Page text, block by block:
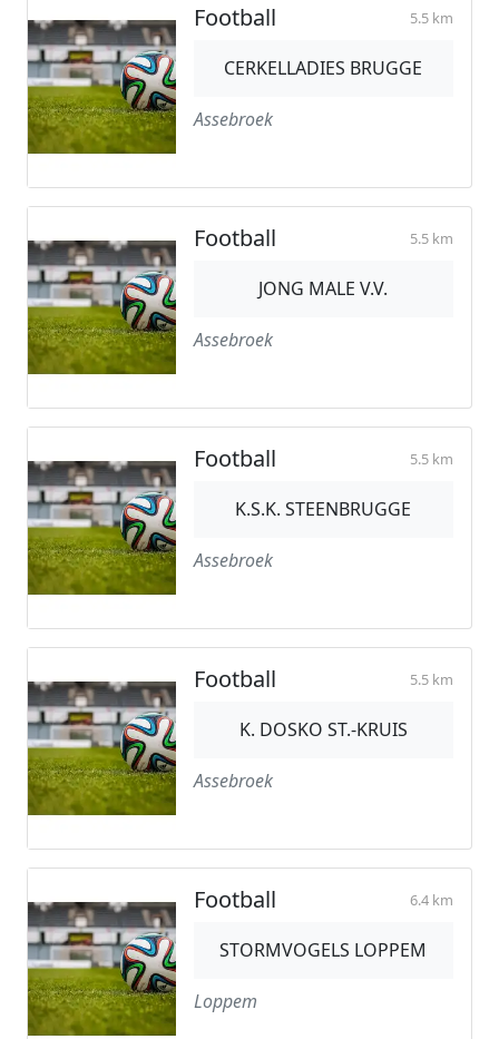
Football 5.5 km
CERKELLADIES BRUGGE
Assebroek
Football 5.5 km
JONG MALE V.V.
Assebroek
Football 5.5 km
K.S.K. STEENBRUGGE
Assebroek
Football 5.5 km
K. DOSKO ST.-KRUIS
Assebroek
Football 6.4 km
STORMVOGELS LOPPEM
Loppem